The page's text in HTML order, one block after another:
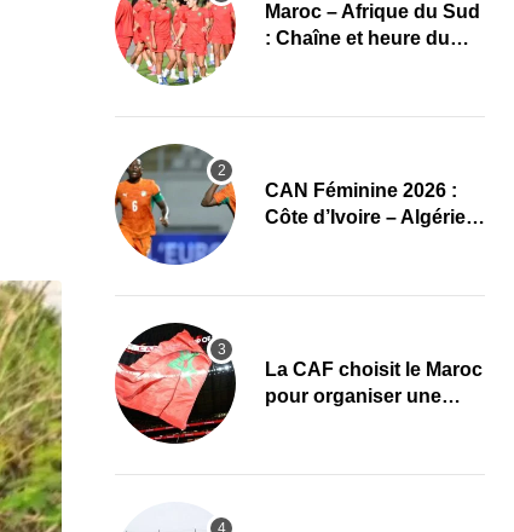
Maroc – Afrique du Sud
: Chaîne et heure du
CAN Féminine 2026 :
Côte d’Ivoire – Algérie,
La CAF choisit le Maroc
pour organiser une